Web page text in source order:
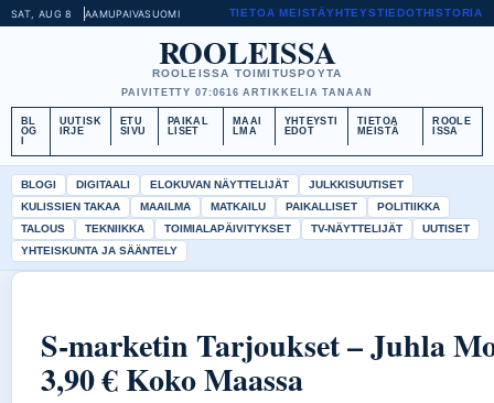
SAT, AUG 8 AAMUPAIVASUOMI TIETOA MEISTÄYHTEYSTIEDOTHISTORIA
ROOLEISSA
ROOLEISSA TOIMITUSPOYTA
PAIVITETTY 07:0616 ARTIKKELIA TANAAN
BL
OG
UUTISK
IRJE
ETU
SIVU
PAIKAL
LISET
MAAI
LMA
YHTEYSTI
EDOT
TIETOA
MEISTÄ
ROOLE
ISSA
BLOGI DIGITAALI ELOKUVAN NÄYTTELIJÄT
JULKKISUUTISET
KULISSIEN TAKAA
MAAILMA MATKAILU PAIKALLISET
POLITIIKKA
TALOUS
TEKNIIKKA TOIMIALAPÄIVITYKSET TV-NÄYTTELIJÄT
UUTISET
YHTEISKUNTA JA SÄÄNTELY
S-marketin Tarjoukset – Juhla
3,90 € Koko Maassa